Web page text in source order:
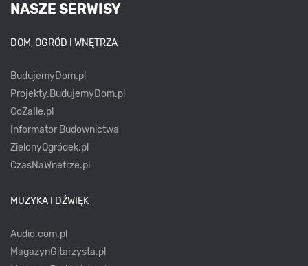
NASZE SERWISY
DOM, OGRÓD I WNĘTRZA
BudujemyDom.pl
Projekty.BudujemyDom.pl
CoZaIle.pl
Informator Budownictwa
ZielonyOgródek.pl
CzasNaWnetrze.pl
MUZYKA I DŹWIĘK
Audio.com.pl
MagazynGitarzysta.pl